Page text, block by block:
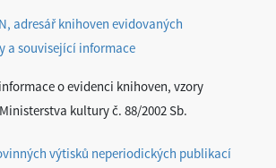
adresář knihoven evidovaných
a související informace
o evidenci knihoven, vzory
kultury č. 88/2002 Sb.
výtisků neperiodických publikací